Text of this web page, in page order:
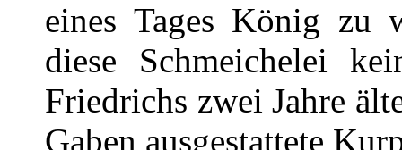
eines Tages König zu
diese Schmeichelei
Friedrichs zwei Jahre
Gaben ausgestattete